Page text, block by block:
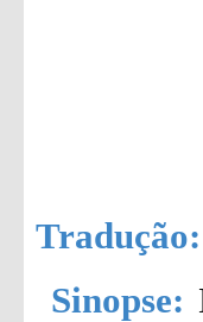
Tradução:
Sinopse: